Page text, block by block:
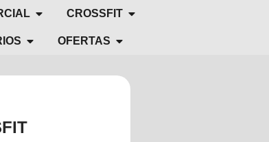
CROSSFIT
OFERTAS